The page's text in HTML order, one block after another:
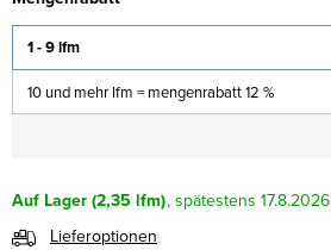
1 - 9 lfm
10 und mehr lfm = mengenrabatt 12 %
Auf Lager(2,35 lfm) 17.8.2026
Lieferoptionen